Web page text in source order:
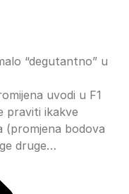
“degutantno” u
uvodi u F1
praviti ikakve
(promjena bodova
druge…